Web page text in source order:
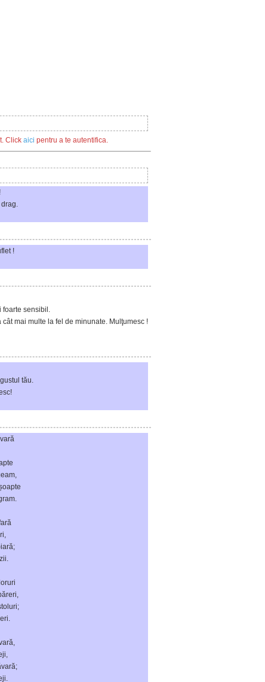
Click aici pentru a te autentifica.
drag.
!
foarte sensibil.
mai multe la fel de minunate. Mulţumesc !
tău.